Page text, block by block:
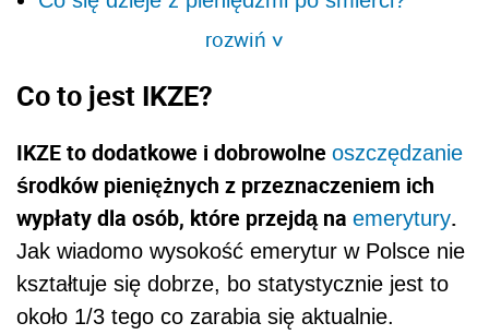
rozwiń>
Co to jest IKZE?
IKZEto dodatkowe i dobrowolne oszczędzanie
środków pieniężnych z przeznaczeniem ich
wypłaty dla osób, które przejdą na emerytury.
Jak wiadomo wysokość emerytur w Polsce nie
kształtuje się dobrze, bo statystycznie jest to
około 1/3 tego co zarabia się aktualnie.